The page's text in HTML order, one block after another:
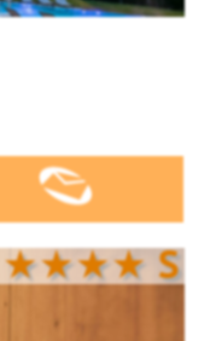
★★★★S